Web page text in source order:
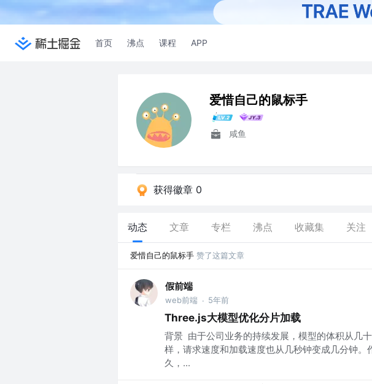
首页 沸点 课程 APP
爱惜自己的鼠标手
咸鱼
获得徽章 0
动态 文章 专栏 沸点 收藏集 关注
爱惜自己的鼠标手 赞了这篇文章
假前端
web前端 · 5年前
Three.js大模型优化分片加载
背景 ​ 由于公司业务的持续发展，模型的体积从几
样，请求速度和加载速度也从几秒钟变成几分钟
久，...